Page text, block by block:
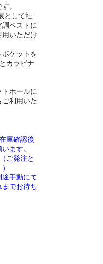
。
として社
ベストに
用いただけ
ポケットを
カラビナ
ホールに
利用いた
庫確認後
ます。
ご発注と
途手動にて
までお待ち